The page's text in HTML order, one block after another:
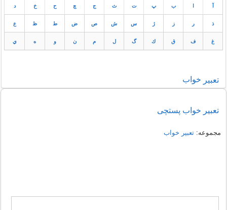
ب پ ت ث ج چ ح خ د
ذ ر ز ژ س ش ص ض ط ظ ع
غ ف ق ك گ ل م ن و ه ي
تعبير خواب
تعبیر خواب پستچی
مجموعه:تعبير خواب